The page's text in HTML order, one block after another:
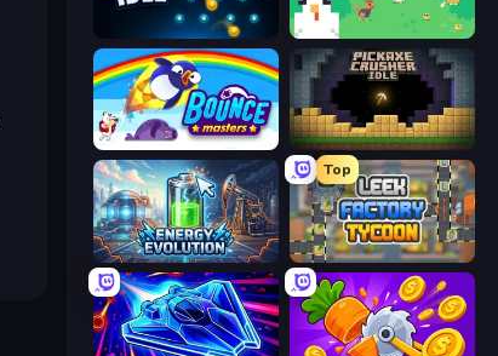
Plinko Idle The MachinEGG
Bouncemasters Pickaxe Crusher Idle
Energy Evolution
Top
Leek Factory Tycoon